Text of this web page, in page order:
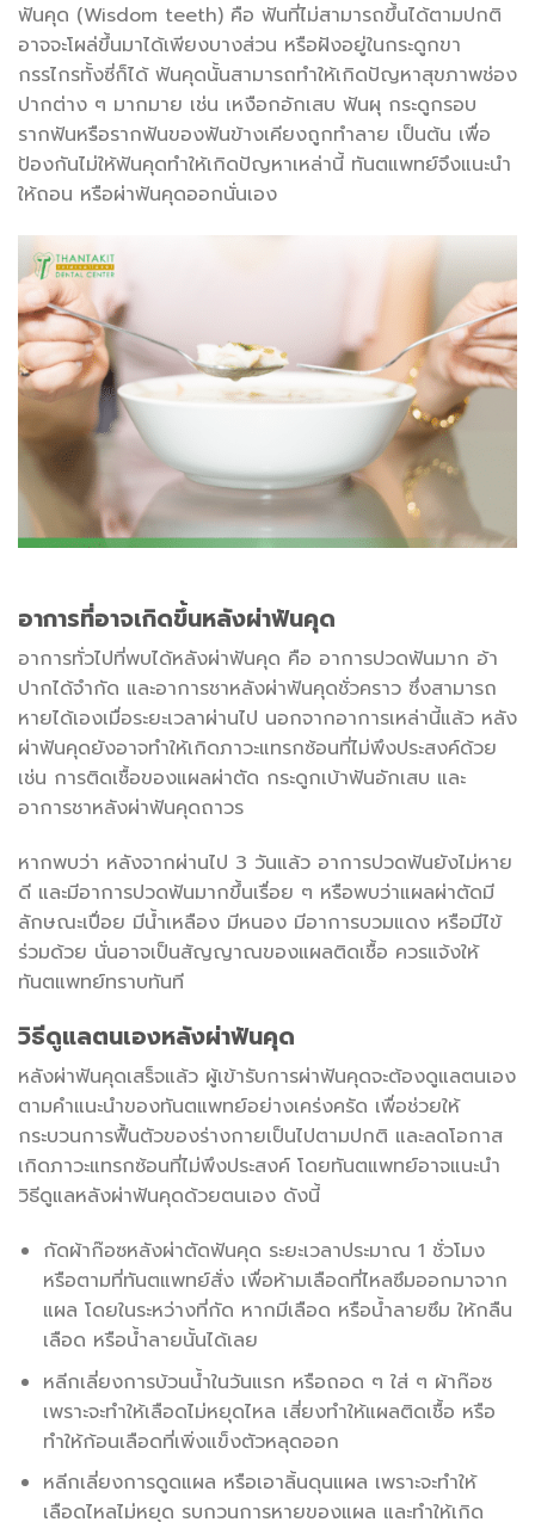
ฟันคุด (Wisdom teeth) คือ ฟันที่ไม่สามารถขึ้นได้ตามปกติ
อาจจะโผล่ขึ้นมาได้เพียงบางส่วน หรือฝังอยู่ในกระดูกขา
กรรไกรทั้งซี่ก็ได้ ฟันคุดนั้นสามารถทำให้เกิดปัญหาสุขภาพช่อง
ปากต่าง ๆ มากมาย เช่น เหงือกอักเสบ ฟันผุ กระดูกรอบ
รากฟันหรือรากฟันของฟันข้างเคียงถูกทำลาย เป็นต้น เพื่อ
ป้องกันไม่ให้ฟันคุดทำให้เกิดปัญหาเหล่านี้ ทันตแพทย์จึงแนะนำ
ให้ถอน หรือผ่าฟันคุดออกนั่นเอง
อาการที่อาจเกิดขึ้นหลังผ่าฟันคุด
อาการทั่วไปที่พบได้หลังผ่าฟันคุด คือ อาการปวดฟันมาก อ้า
ปากได้จำกัด และอาการชาหลังผ่าฟันคุดชั่วคราว ซึ่งสามารถ
หายได้เองเมื่อระยะเวลาผ่านไป นอกจากอาการเหล่านี้แล้ว หลัง
ผ่าฟันคุดยังอาจทำให้เกิดภาวะแทรกซ้อนที่ไม่พึงประสงค์ด้วย
เช่น การติดเชื้อของแผลผ่าตัด กระดูกเบ้าฟันอักเสบ และ
อาการชาหลังผ่าฟันคุดถาวร
หากพบว่า หลังจากผ่านไป 3 วันแล้ว อาการปวดฟันยังไม่หาย
ดี และมีอาการปวดฟันมากขึ้นเรื่อย ๆ หรือพบว่าแผลผ่าตัดมี
ลักษณะเปื่อย มีน้ำเหลือง มีหนอง มีอาการบวมแดง หรือมีไข้
ร่วมด้วย นั่นอาจเป็นสัญญาณของแผลติดเชื้อ ควรแจ้งให้
ทันตแพทย์ทราบทันที
วิธีดูแลตนเองหลังผ่าฟันคุด
หลังผ่าฟันคุดเสร็จแล้ว ผู้เข้ารับการผ่าฟันคุดจะต้องดูแลตนเอง
ตามคำแนะนำของทันตแพทย์อย่างเคร่งครัด เพื่อช่วยให้
กระบวนการฟื้นตัวของร่างกายเป็นไปตามปกติ และลดโอกาส
เกิดภาวะแทรกซ้อนที่ไม่พึงประสงค์ โดยทันตแพทย์อาจแนะนำ
วิธีดูแลหลังผ่าฟันคุดด้วยตนเอง ดังนี้
กัดผ้าก๊อซหลังผ่าตัดฟันคุด ระยะเวลาประมาณ 1 ชั่วโมง
หรือตามที่ทันตแพทย์สั่ง เพื่อห้ามเลือดที่ไหลซึมออกมาจาก
แผล โดยในระหว่างที่กัด หากมีเลือด หรือน้ำลายซึม ให้กลืน
เลือด หรือน้ำลายนั้นได้เลย
หลีกเลี่ยงการบ้วนน้ำในวันแรก หรือถอด ๆ ใส่ ๆ ผ้าก๊อซ
เพราะจะทำให้เลือดไม่หยุดไหล เสี่ยงทำให้แผลติดเชื้อ หรือ
ทำให้ก้อนเลือดที่เพิ่งแข็งตัวหลุดออก
หลีกเลี่ยงการดูดแผล หรือเอาลิ้นดุนแผล เพราะจะทำให้
เลือดไหลไม่หยุด รบกวนการหายของแผล และทำให้เกิด